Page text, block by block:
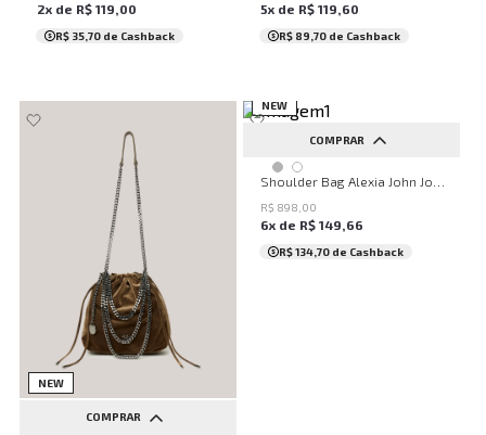
2x de R$ 119,00
R$ 35,70 de Cashback
5x de R$ 119,60
R$ 89,70 de Cashback
NEW
COMPRAR
NEW
COMPRAR
UN
R$ 898 00
6x de R$ 149,66
R$ 134,70 de Cashback